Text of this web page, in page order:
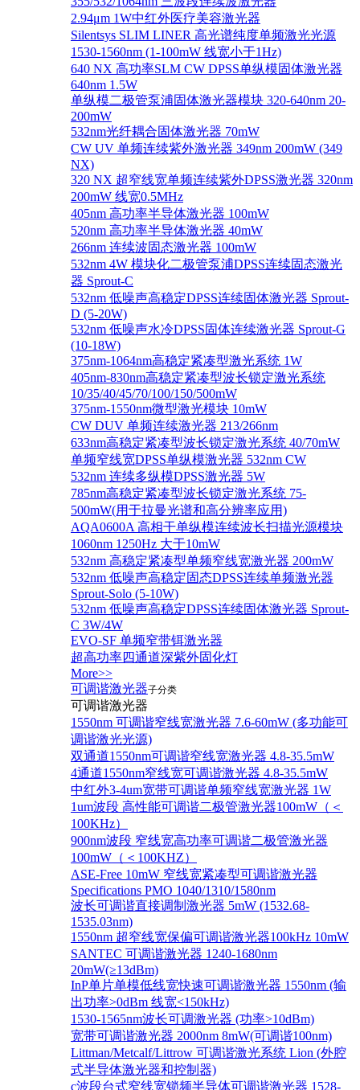
2.94μm 1W中红外医疗美容激光器
Silentsys SLIM LINER 高光谱纯度单频激光光源
1530-1560nm (1-100mW 线宽小于1Hz)
640 NX 高功率SLM CW DPSS单纵模固体激光器
640nm 1.5W
单纵模二极管泵浦固体激光器模块 320-640nm 20-
200mW
532nm光纤耦合固体激光器 70mW
CW UV 单频连续紫外激光器 349nm 200mW (349
NX)
320 NX 超窄线宽单频连续紫外DPSS激光器 320nm
200mW 线宽0.5MHz
405nm 高功率半导体激光器 100mW
520nm 高功率半导体激光器 40mW
266nm 连续波固态激光器 100mW
532nm 4W 模块化二极管泵浦DPSS连续固态激光
器 Sprout-C
532nm 低噪声高稳定DPSS连续固体激光器 Sprout-
D (5-20W)
532nm 低噪声水冷DPSS固体连续激光器 Sprout-G
(10-18W)
375nm-1064nm高稳定紧凑型激光系统 1W
405nm-830nm高稳定紧凑型波长锁定激光系统
10/35/40/45/70/100/150/500mW
375nm-1550nm微型激光模块 10mW
CW DUV 单频连续激光器 213/266nm
633nm高稳定紧凑型波长锁定激光系统 40/70mW
单频窄线宽DPSS单纵模激光器 532nm CW
532nm 连续多纵模DPSS激光器 5W
785nm高稳定紧凑型波长锁定激光系统 75-
500mW(用于拉曼光谱和高分辨率应用)
AQA0600A 高相干单纵模连续波长扫描光源模块
1060nm 1250Hz 大于10mW
532nm 高稳定紧凑型单频窄线宽激光器 200mW
532nm 低噪声高稳定固态DPSS连续单频激光器
Sprout‐Solo (5-10W)
532nm 低噪声高稳定DPSS连续固体激光器 Sprout-
C 3W/4W
EVO-SF 单频窄带铒激光器
超高功率四通道深紫外固化灯
More>>
可调谐激光器子分类
可调谐激光器
1550nm 可调谐窄线宽激光器 7.6-60mW (多功能可
调谐激光光源)
双通道1550nm可调谐窄线宽激光器 4.8-35.5mW
4通道1550nm窄线宽可调谐激光器 4.8-35.5mW
中红外3-4um宽带可调谐单频窄线宽激光器 1W
1um波段 高性能可调谐二极管激光器100mW（＜
100KHz）
900nm波段 窄线宽高功率可调谐二极管激光器
100mW（＜100KHZ）
ASE-Free 10mW 窄线宽紧凑型可调谐激光器
Specifications PMO 1040/1310/1580nm
波长可调谐直接调制激光器 5mW (1532.68-
1535.03nm)
1550nm 超窄线宽保偏可调谐激光器100kHz 10mW
SANTEC 可调谐激光器 1240-1680nm
20mW(≥13dBm)
InP单片单模低线宽快速可调谐激光器 1550nm (输
出功率>0dBm 线宽<150kHz)
1530-1565nm波长可调激光器 (功率>10dBm)
宽带可调谐激光器 2000nm 8mW(可调谐100nm)
Littman/Metcalf/Littrow 可调谐激光系统 Lion (外腔
式半导体激光器和控制器)
c波段台式窄线宽锁频半导体可调谐激光器 1528-